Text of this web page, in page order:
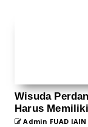
Wisuda
Harus
Admin FUAD